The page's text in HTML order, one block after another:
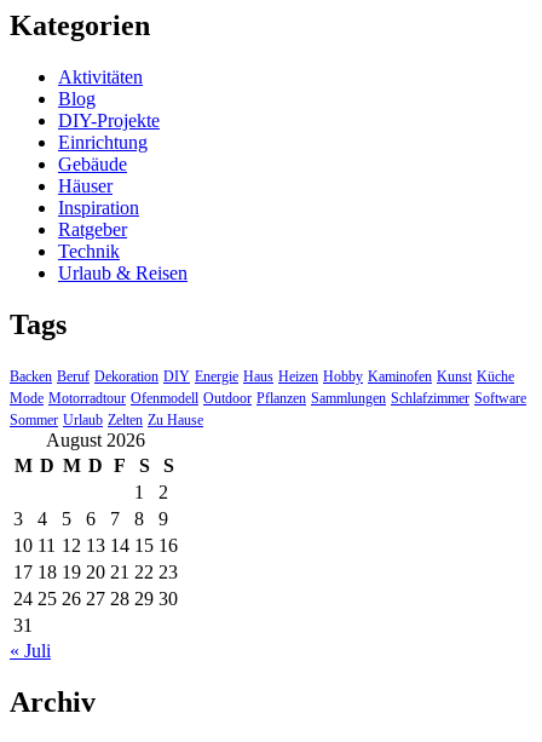
Kategorien
Aktivitäten
Blog
DIY-Projekte
Einrichtung
Gebäude
Häuser
Inspiration
Ratgeber
Technik
Urlaub & Reisen
Tags
Backen Beruf Dekoration DIY Energie Haus Heizen Hobby Kaminofen Kunst Küche
Mode Motorradtour Ofenmodell Outdoor Pflanzen Sammlungen Schlafzimmer Software
Sommer Urlaub Zelten Zu Hause
August 2026
M D M D F S
S
1
2
3
4 5 6 7 8
9
10 11 12 13 14 15 16
17 18 19 20 21 22 23
24 25 26 27 28 29 30
31
« Juli
Archiv